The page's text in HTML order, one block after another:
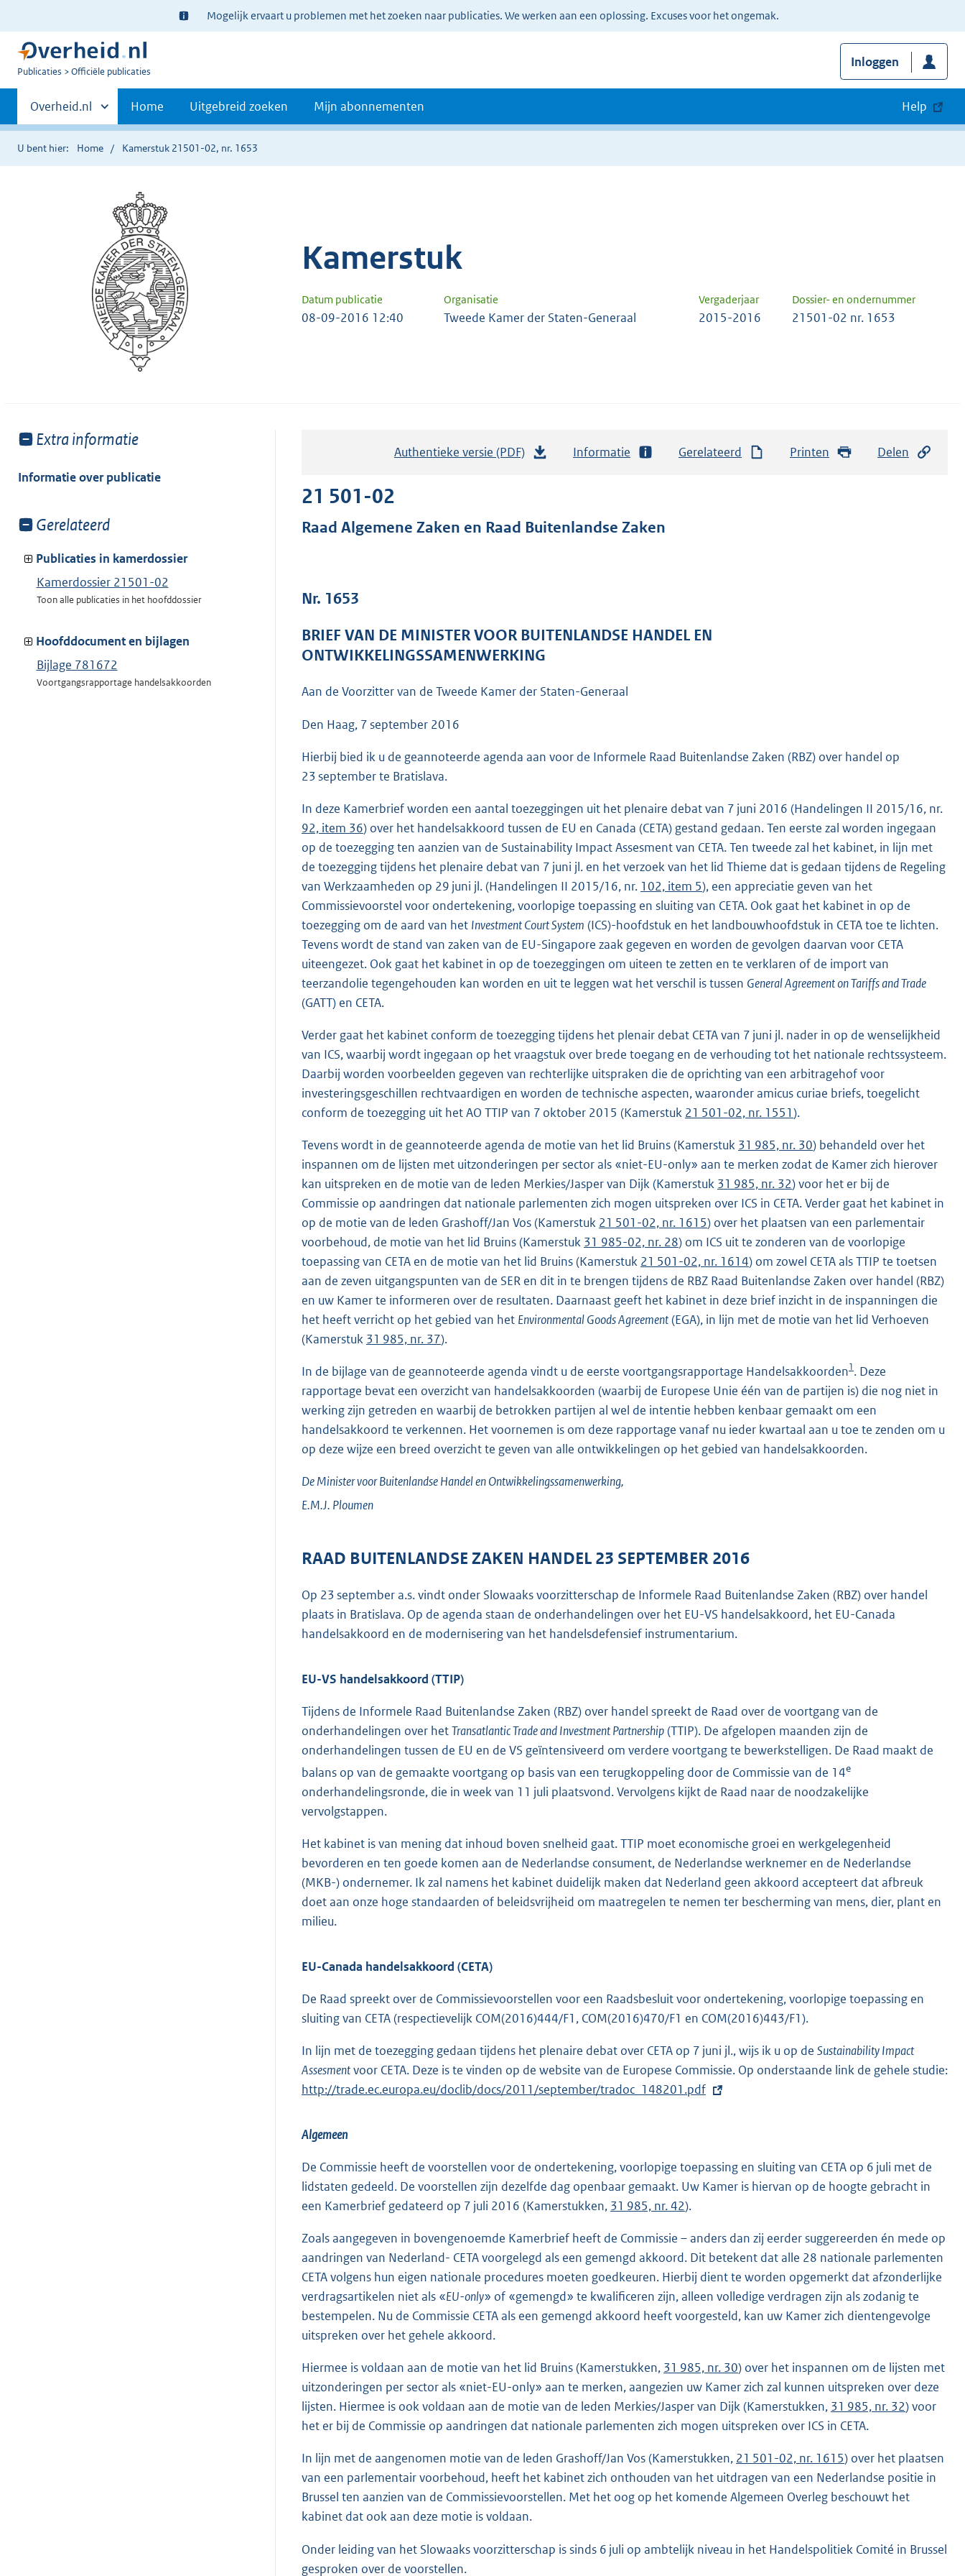
Ter
informatie:
Mogelijk ervaart u problemen met het zoeken naar publicaties. We werken aan een oplossing. Excuses voor het ongemak.
U
Publicaties Officiële publicaties
Inloggen
Primaire
navigatie
Andere
sites
binnen
Overheid.nl Home Uitgebreid zoeken Mijn abonnementen Help
U bent hier: Home Kamerstuk 21501-02, nr. 1653
Kamerstuk
Datum publicatie Organisatie Vergaderjaar Dossier- en ondernummer
08-09-2016 12:40 Tweede Kamer der Staten-Generaal 2015-2016 21501-02 nr. 1653
Toon
van:
Extra informatie
Informatie over publicatie
Toon
van:
Gerelateerd
Publicaties in kamerdossier
Kamerdossier 21501-02
Toon alle publicaties in het hoofddossier
Hoofddocument en bijlagen
Bijlage 781672
Voortgangsrapportage handelsakkoorden
Authentieke versie (PDF)
a
r
o
o
t
7
Informatie Gerelateerd Printen Delen
21 501-02
Raad Algemene Zaken en Raad Buitenlandse Zaken
Nr. 1653
BRIEF VAN DE MINISTER VOOR BUITENLANDSE HANDEL EN
ONTWIKKELINGSSAMENWERKING
Aan de Voorzitter van de Tweede Kamer der Staten-Generaal
Den Haag, 7 september 2016
Hierbij bied ik u de geannoteerde agenda aan voor de Informele Raad Buitenlandse Zaken (RBZ) over handel op
23 september te Bratislava.
In deze Kamerbrief worden een aantal toezeggingen uit het plenaire debat van 7 juni 2016 (Handelingen II 2015/16, nr.
92, item 36) over het handelsakkoord tussen de EU en Canada (CETA) gestand gedaan. Ten eerste zal worden ingegaan
op de toezegging ten aanzien van de Sustainability Impact Assesment van CETA. Ten tweede zal het kabinet, in lijn met
de toezegging tijdens het plenaire debat van 7 juni jl. en het verzoek van het lid Thieme dat is gedaan tijdens de Regeling
van Werkzaamheden op 29 juni jl. (Handelingen II 2015/16, nr. 102, item 5), een appreciatie geven van het
Commissievoorstel voor ondertekening, voorlopige toepassing en sluiting van CETA. Ook gaat het kabinet in op de
toezegging om de aard van het Investment Court System (ICS)-hoofdstuk en het landbouwhoofdstuk in CETA toe te lichten.
Tevens wordt de stand van zaken van de EU-Singapore zaak gegeven en worden de gevolgen daarvan voor CETA
uiteengezet. Ook gaat het kabinet in op de toezeggingen om uiteen te zetten en te verklaren of de import van
teerzandolie tegengehouden kan worden en uit te leggen wat het verschil is tussen General Agreement on Tariffs and Trade
(GATT) en CETA.
Verder gaat het kabinet conform de toezegging tijdens het plenair debat CETA van 7 juni jl. nader in op de wenselijkheid
van ICS, waarbij wordt ingegaan op het vraagstuk over brede toegang en de verhouding tot het nationale rechtssysteem.
Daarbij worden voorbeelden gegeven van rechterlijke uitspraken die de oprichting van een arbitragehof voor
investeringsgeschillen rechtvaardigen en worden de technische aspecten, waaronder amicus curiae briefs, toegelicht
conform de toezegging uit het AO TTIP van 7 oktober 2015 (Kamerstuk 21 501-02, nr. 1551).
Tevens wordt in de geannoteerde agenda de motie van het lid Bruins (Kamerstuk 31 985, nr. 30) behandeld over het
inspannen om de lijsten met uitzonderingen per sector als «niet-EU-only» aan te merken zodat de Kamer zich hierover
kan uitspreken en de motie van de leden Merkies/Jasper van Dijk (Kamerstuk 31 985, nr. 32) voor het er bij de
Commissie op aandringen dat nationale parlementen zich mogen uitspreken over ICS in CETA. Verder gaat het kabinet in
op de motie van de leden Grashoff/Jan Vos (Kamerstuk 21 501-02, nr. 1615) over het plaatsen van een parlementair
voorbehoud, de motie van het lid Bruins (Kamerstuk 31 985-02, nr. 28) om ICS uit te zonderen van de voorlopige
toepassing van CETA en de motie van het lid Bruins (Kamerstuk 21 501-02, nr. 1614) om zowel CETA als TTIP te toetsen
aan de zeven uitgangspunten van de SER en dit in te brengen tijdens de RBZ Raad Buitenlandse Zaken over handel (RBZ)
en uw Kamer te informeren over de resultaten. Daarnaast geeft het kabinet in deze brief inzicht in de inspanningen die
het heeft verricht op het gebied van het Environmental Goods Agreement(EGA), in lijn met de motie van het lid Verhoeven
(Kamerstuk 31 985, nr. 37).
In de bijlage van de geannoteerde agenda vindt u de eerste voortgangsrapportage Handelsakkoorden1. Deze
rapportage bevat een overzicht van handelsakkoorden (waarbij de Europese Unie één van de partijen is) die nog niet in
werking zijn getreden en waarbij de betrokken partijen al wel de intentie hebben kenbaar gemaakt om een
handelsakkoord te verkennen. Het voornemen is om deze rapportage vanaf nu ieder kwartaal aan u toe te zenden om u
op deze wijze een breed overzicht te geven van alle ontwikkelingen op het gebied van handelsakkoorden.
De Minister voor Buitenlandse Handel en Ontwikkelingssamenwerking,
E.M.J. Ploumen
RAAD BUITENLANDSE ZAKEN HANDEL 23 SEPTEMBER 2016
Op 23 september a.s. vindt onder Slowaaks voorzitterschap de Informele Raad Buitenlandse Zaken (RBZ) over handel
plaats in Bratislava. Op de agenda staan de onderhandelingen over het EU-VS handelsakkoord, het EU-Canada
handelsakkoord en de modernisering van het handelsdefensief instrumentarium.
EU-VS handelsakkoord (TTIP)
Tijdens de Informele Raad Buitenlandse Zaken (RBZ) over handel spreekt de Raad over de voortgang van de
onderhandelingen over hetTransatlantic Trade and Investment Partnership(TTIP). De afgelopen maanden zijn de
onderhandelingen tussen de EU en de VS geïntensiveerd om verdere voortgang te bewerkstelligen. De Raad maakt de
balans op van de gemaakte voortgang op basis van een terugkoppeling door de Commissie van de 14e
onderhandelingsronde, die in week van 11 juli plaatsvond. Vervolgens kijkt de Raad naar de noodzakelijke
vervolgstappen.
Het kabinet is van mening dat inhoud boven snelheid gaat. TTIP moet economische groei en werkgelegenheid
bevorderen en ten goede komen aan de Nederlandse consument, de Nederlandse werknemer en de Nederlandse
(MKB-) ondernemer. Ik zal namens het kabinet duidelijk maken dat Nederland geen akkoord accepteert dat afbreuk
doet aan onze hoge standaarden of beleidsvrijheid om maatregelen te nemen ter bescherming van mens, dier, plant en
milieu.
EU-Canada handelsakkoord (CETA)
De Raad spreekt over de Commissievoorstellen voor een Raadsbesluit voor ondertekening, voorlopige toepassing en
sluiting van CETA (respectievelijk COM(2016)444/F1, COM(2016)470/F1 en COM(2016)443/F1).
In lijn met de toezegging gedaan tijdens het plenaire debat over CETA op 7 juni jl., wijs ik u op de Sustainability Impact
Assesmentvoor CETA. Deze is te vinden op de website van de Europese Commissie. Op onderstaande link de gehele studie:
E
t
r
n
e
i
n
k
:
http://trade.ec.europa.eu/doclib/docs/2011/september/tradoc_148201.pdf
Algemeen
De Commissie heeft de voorstellen voor de ondertekening, voorlopige toepassing en sluiting van CETA op 6 juli met de
lidstaten gedeeld. De voorstellen zijn dezelfde dag openbaar gemaakt. Uw Kamer is hiervan op de hoogte gebracht in
een Kamerbrief gedateerd op 7 juli 2016 (Kamerstukken, 31 985, nr. 42).
Zoals aangegeven in bovengenoemde Kamerbrief heeft de Commissie – anders dan zij eerder suggereerden én mede op
aandringen van Nederland- CETA voorgelegd als een gemengd akkoord. Dit betekent dat alle 28 nationale parlementen
CETA volgens hun eigen nationale procedures moeten goedkeuren. Hierbij dient te worden opgemerkt dat afzonderlijke
verdragsartikelen niet als «EU-only» of «gemengd» te kwalificeren zijn, alleen volledige verdragen zijn als zodanig te
bestempelen. Nu de Commissie CETA als een gemengd akkoord heeft voorgesteld, kan uw Kamer zich dientengevolge
uitspreken over het gehele akkoord.
Hiermee is voldaan aan de motie van het lid Bruins (Kamerstukken, 31 985, nr. 30) over het inspannen om de lijsten met
uitzonderingen per sector als «niet-EU-only» aan te merken, aangezien uw Kamer zich zal kunnen uitspreken over deze
lijsten. Hiermee is ook voldaan aan de motie van de leden Merkies/Jasper van Dijk (Kamerstukken, 31 985, nr. 32) voor
het er bij de Commissie op aandringen dat nationale parlementen zich mogen uitspreken over ICS in CETA.
In lijn met de aangenomen motie van de leden Grashoff/Jan Vos (Kamerstukken, 21 501-02, nr. 1615) over het plaatsen
van een parlementair voorbehoud, heeft het kabinet zich onthouden van het uitdragen van een Nederlandse positie in
Brussel ten aanzien van de Commissievoorstellen. Met het oog op het komende Algemeen Overleg beschouwt het
kabinet dat ook aan deze motie is voldaan.
Onder leiding van het Slowaaks voorzitterschap is sinds 6 juli op ambtelijk niveau in het Handelspolitiek Comité in Brussel
gesproken over de voorstellen.